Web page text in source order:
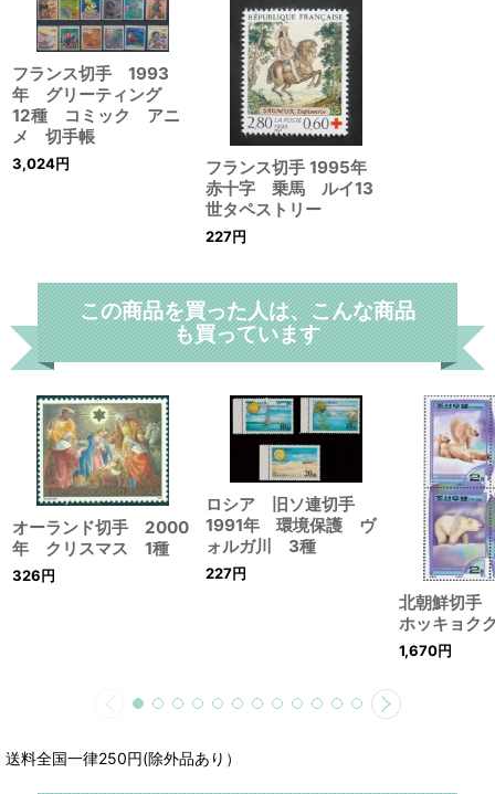
フランス切手 1993
年 グリーティング
12種 コミック アニ
メ 切手帳
3,024円
フランス切手 1995年
赤十字 乗馬 ルイ13
世タペストリー
227円
この商品を買った人は、こんな商品
も買っています
オーランド切手 2000
年 クリスマス 1種
326円
ロシア 旧ソ連切手
1991年 環境保護 ヴ
ォルガ川 3種
227円
北朝鮮切
ホッキョク
1,670円
送料全国一律250円(除外品あり）